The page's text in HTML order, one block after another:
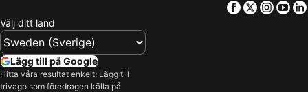
Facebook
Twitter
Välj ditt land
Lägg till på Google
Hitta våra resultat enkelt: Lägg till
trivago som föredragen källa på